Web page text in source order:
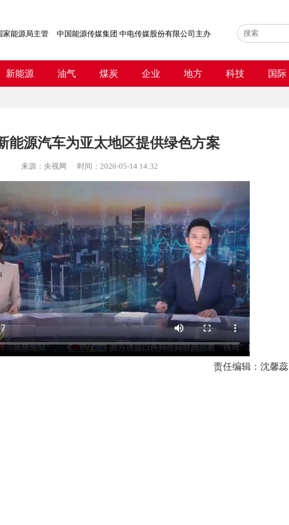
家能源局主管 中国能源传媒集团 中电传媒股份有限公司主办
新能源 油气 煤炭 企业 地方 科技 国际
能源汽车为亚太地区提供绿色方案
来源： 央视网 时间： 2026-05-14 14:32
责任编辑：沈馨蕊